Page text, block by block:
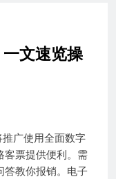
文速览操
推广使用全面数字
客票提供便利。需
答教你报销。电子